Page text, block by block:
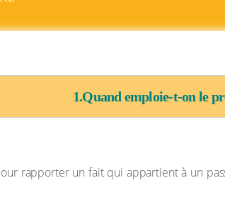
1.Quand emploie-t-on le
rapporter un fait qui appartient à un